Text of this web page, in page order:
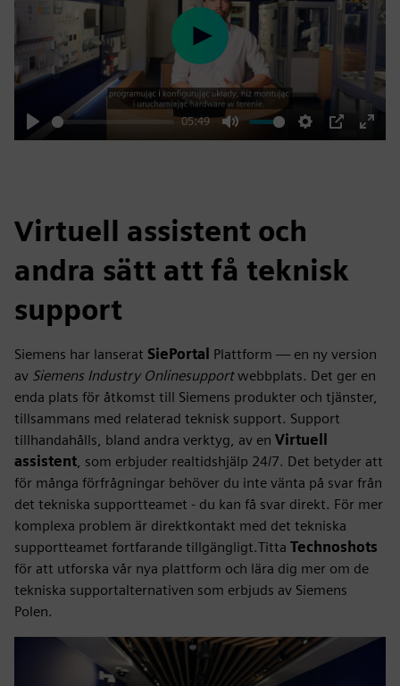
Play
05:49
Mute Settings
PIP
Enter
Play
Virtuell assistent och
andra sätt att få teknisk
support
Siemens har lanserat SiePortal Plattform — en ny version
av Siemens Industry Onlinesupportwebbplats. Det ger en
enda plats för åtkomst till Siemens produkter och tjänster,
tillsammans med relaterad teknisk support. Support
tillhandahålls, bland andra verktyg, av en Virtuell
assistent, som erbjuder realtidshjälp 24/7. Det betyder att
för många förfrågningar behöver du inte vänta på svar från
det tekniska supportteamet - du kan få svar direkt. För mer
komplexa problem är direktkontakt med det tekniska
supportteamet fortfarande tillgängligt.Titta Technoshots
för att utforska vår nya plattform och lära dig mer om de
tekniska supportalternativen som erbjuds av Siemens
Polen.